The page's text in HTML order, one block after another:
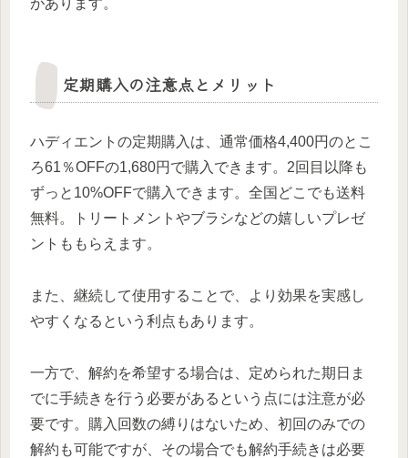
定期購入の注意点とメリット
ハディエントの定期購入は、通常価格4,400円のとこ
ろ61％OFFの1,680円で購入できます。2回目以降も
ずっと10%OFFで購入できます。全国どこでも送料
無料。トリートメントやブラシなどの嬉しいプレゼ
ントももらえます。
また、継続して使用することで、より効果を実感し
やすくなるという利点もあります。
一方で、解約を希望する場合は、定められた期日ま
でに手続きを行う必要があるという点には注意が必
要です。購入回数の縛りはないため、初回のみでの
解約も可能ですが、その場合でも解約手続きは必要